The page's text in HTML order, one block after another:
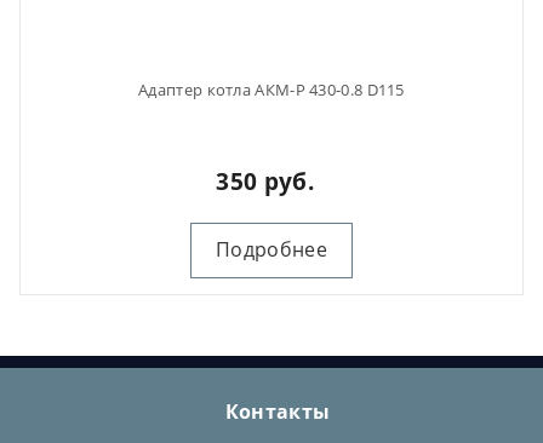
Адаптер котла АКМ-Р 430-0.8 D115
350 руб.
Подробнее
Контакты